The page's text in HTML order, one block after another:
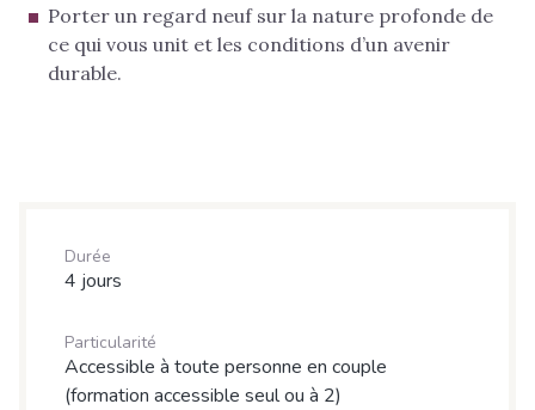
Porter un regard neuf sur la nature profonde de
ce qui vous unit et les conditions d’un avenir
durable.
Durée
4 jours
Particularité
Accessible à toute personne en couple
(formation accessible seul ou à 2)